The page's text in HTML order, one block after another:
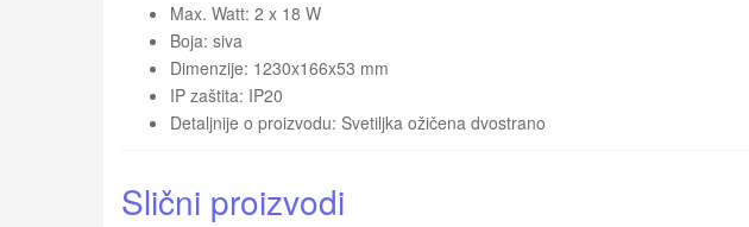
Max. Watt: 2 x 18 W
Boja: siva
Dimenzije: 1230x166x53 mm
IP zaštita: IP20
Detaljnije o proizvodu: Svetiljka ožičena dvostrano
Slični proizvodi